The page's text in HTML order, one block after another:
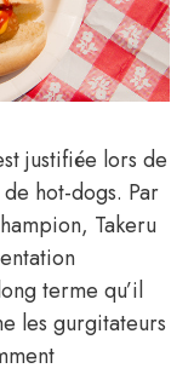
justifiée lors de
de hot-dogs. Par
Takeru
terme qu’il
les gurgitateurs